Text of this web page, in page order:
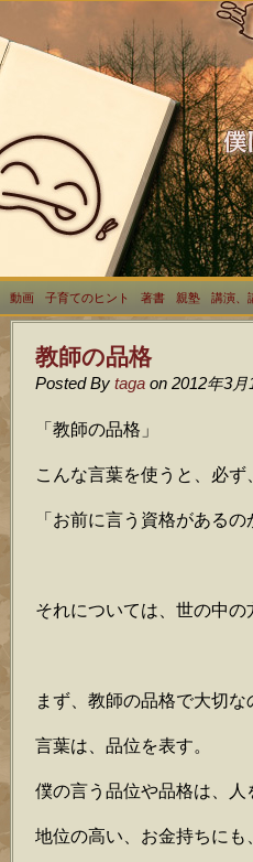
動画 子育てのヒント 著書 親塾 講演、
教師の品格
Posted By taga on 2012年3月
「教師の品格」
こんな言葉を使うと、必ず
「お前に言う資格がある
それについては、世の中
まず、教師の品格で大切
言葉は、品位を表す。
僕の言う品位や品格は、
地位の高い、お金持ちに